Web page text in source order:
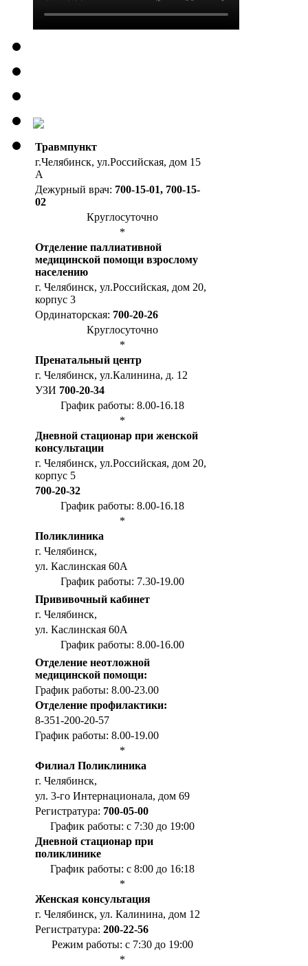
Травмпункт
г.Челябинск, ул.Российская, дом 15
А
Дежурный врач: 700-15-01, 700-15-
02
Круглосуточно
*
Отделение паллиативной
медицинской помощи взрослому
населению
г. Челябинск, ул.Российская, дом 20,
корпус 3
Ординаторская: 700-20-26
Круглосуточно
*
Пренатальный центр
г. Челябинск, ул.Калинина, д. 12
УЗИ 700-20-34
График работы: 8.00-16.18
*
Дневной стационар при женской
консультации
г. Челябинск, ул.Российская, дом 20,
корпус 5
700-20-32
График работы: 8.00-16.18
*
Поликлиника
г. Челябинск,
ул. Каслинская 60А
График работы: 7.30-19.00
Прививочный кабинет
г. Челябинск,
ул. Каслинская 60А
График работы: 8.00-16.00
Отделение неотложной
медицинской помощи:
График работы: 8.00-23.00
Отделение профилактики:
8-351-200-20-57
График работы: 8.00-19.00
*
Филиал Поликлиника
г. Челябинск,
ул. 3-го Интернационала, дом 69
Регистратура: 700-05-00
График работы: с 7:30 до 19:00
Дневной стационар при
поликлинике
График работы: с 8:00 до 16:18
*
Женская консультация
г. Челябинск, ул. Калинина, дом 12
Регистратура: 200-22-56
Режим работы: с 7:30 до 19:00
*